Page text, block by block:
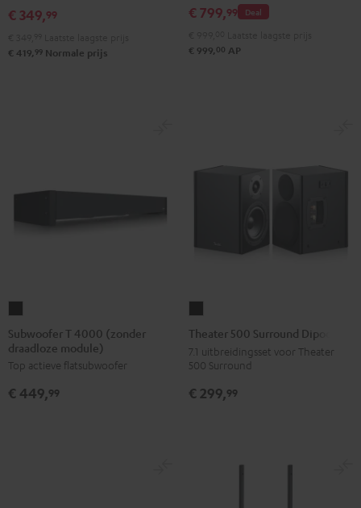
€ 349,99
€ 419, 99 Normale prijs
Deal
€ 799,99
€ 999, 00 AP
4000
(zonder
draadloze
Subwoofer T 4000 (zonder
draadloze module)
Top actieve flatsubwoofer
€ 449,99
500
Surround
Dipool
Zwart
Theater 500 Surround Dipool
7.1 uitbreidingsset voor Theater
500 Surround
€ 299,99